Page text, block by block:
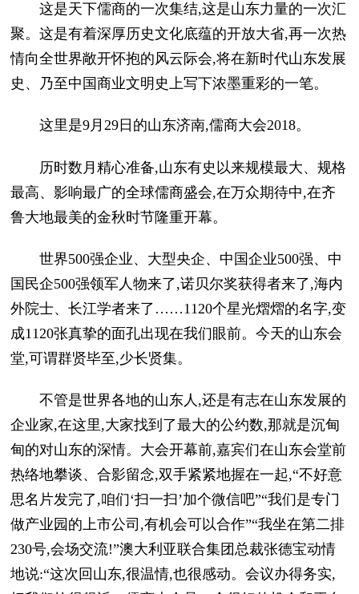
这是天下儒商的一次集结,这是山东力量的一次汇
聚。这是有着深厚历史文化底蕴的开放大省,再一次热
情向全世界敞开怀抱的风云际会,将在新时代山东发展
史、乃至中国商业文明史上写下浓墨重彩的一笔。
这里是9月29日的山东济南,儒商大会2018。
历时数月精心准备,山东有史以来规模最大、规格
最高、影响最广的全球儒商盛会,在万众期待中,在齐
鲁大地最美的金秋时节隆重开幕。
世界500强企业、大型央企、中国企业500强、中
国民企500强领军人物来了,诺贝尔奖获得者来了,海内
外院士、长江学者来了……1120个星光熠熠的名字,变
成1120张真挚的面孔出现在我们眼前。今天的山东会
堂,可谓群贤毕至,少长贤集。
不管是世界各地的山东人,还是有志在山东发展的
企业家,在这里,大家找到了最大的公约数,那就是沉甸
甸的对山东的深情。大会开幕前,嘉宾们在山东会堂前
热络地攀谈、合影留念,双手紧紧地握在一起,“不好意
思名片发完了,咱们‘扫一扫’加个微信吧”“我们是专门
做产业园的上市公司,有机会可以合作”“我坐在第二排
230号,会场交流!”澳大利亚联合集团总裁张德宝动情
地说:“这次回山东,很温情,也很感动。会议办得务实,